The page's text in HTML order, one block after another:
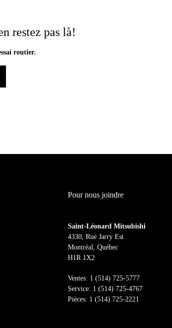
restez pas là!
routier.
Pour nous joindre
Saint-Léonard Mitsubishi
4330, Rue Jarry Est
Montréal, Québec
H1R 1X2
Ventes: 1 (514) 725-5777
Service: 1 (514) 725-4767
Pièces: 1 (514) 725-2221